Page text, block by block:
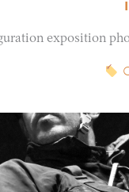
exposition